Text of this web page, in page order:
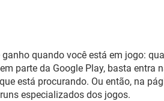
quando você está em jogo:
parte da Google Play, basta entra
está procurando. Ou então, na
especializados dos jogos.